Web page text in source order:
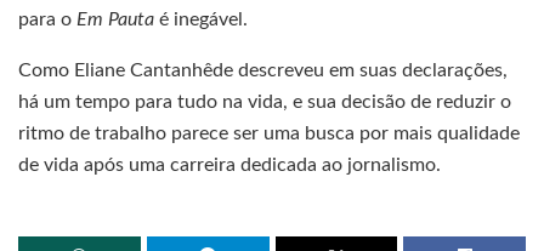
para o Em Pauta é inegável.
Como Eliane Cantanhêde descreveu em suas declarações,
há um tempo para tudo na vida, e sua decisão de reduzir o
ritmo de trabalho parece ser uma busca por mais qualidade
de vida após uma carreira dedicada ao jornalismo.